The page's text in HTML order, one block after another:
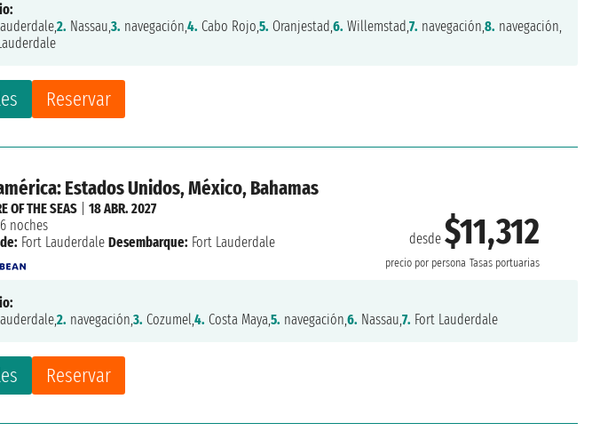
Reservar
2. Nassau,3. navegación,4. Cabo Rojo,5. Oranjestad,6. Willemstad,7. navegación,8. navegación,
Estados Unidos, México, Bahamas
desde$11,312
precio por persona Tasas portuarias
Reservar
OF THE SEAS |18 ABR. 2027
6 noches
Fort Lauderdale Desembarque: Fort Lauderdale
2. navegación,3. Cozumel,4. Costa Maya,5. navegación,6. Nassau,7. Fort Lauderdale